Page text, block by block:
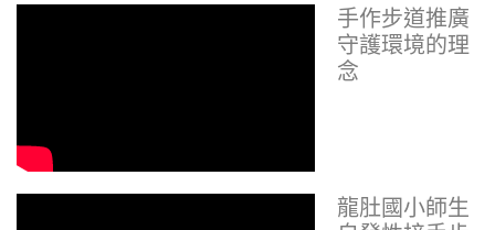
手作步道推廣
守護環境的理
念
龍肚國小師生